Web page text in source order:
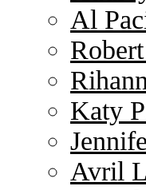
Al
Katy
Avril